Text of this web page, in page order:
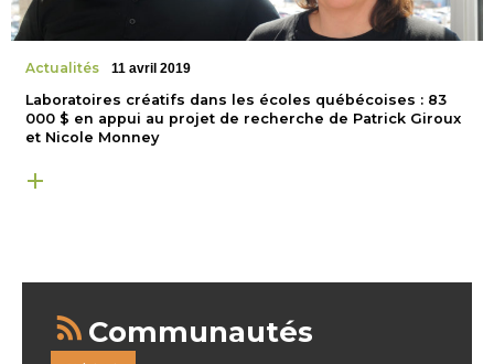
Actualités 11 avril 2019
Laboratoires créatifs dans les écoles québécoises : 83
000 $ en appui au projet de recherche de Patrick Giroux
et Nicole Monney
Communautés